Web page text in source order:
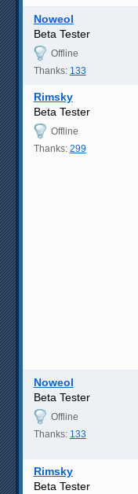
Noweol
Beta Tester
Offline
Thanks: 133
Rimsky
Beta Tester
Offline
Thanks: 299
Noweol
Beta Tester
Offline
Thanks: 133
Rimsky
Beta Tester